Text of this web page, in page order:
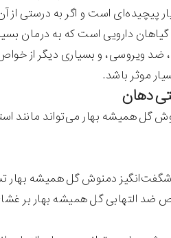
پیچیده‌ای است و اگر به درستی از
گیاهان دارویی است که به درمان
ضد ویروسی، و بسیاری دیگر از
موثر باشد.
گل همیشه بهار ‌می‌تواند مانند
شگفت‌انگیز دمنوش گل همیشه بهار
ضد التهابی گل همیشه بهار بر